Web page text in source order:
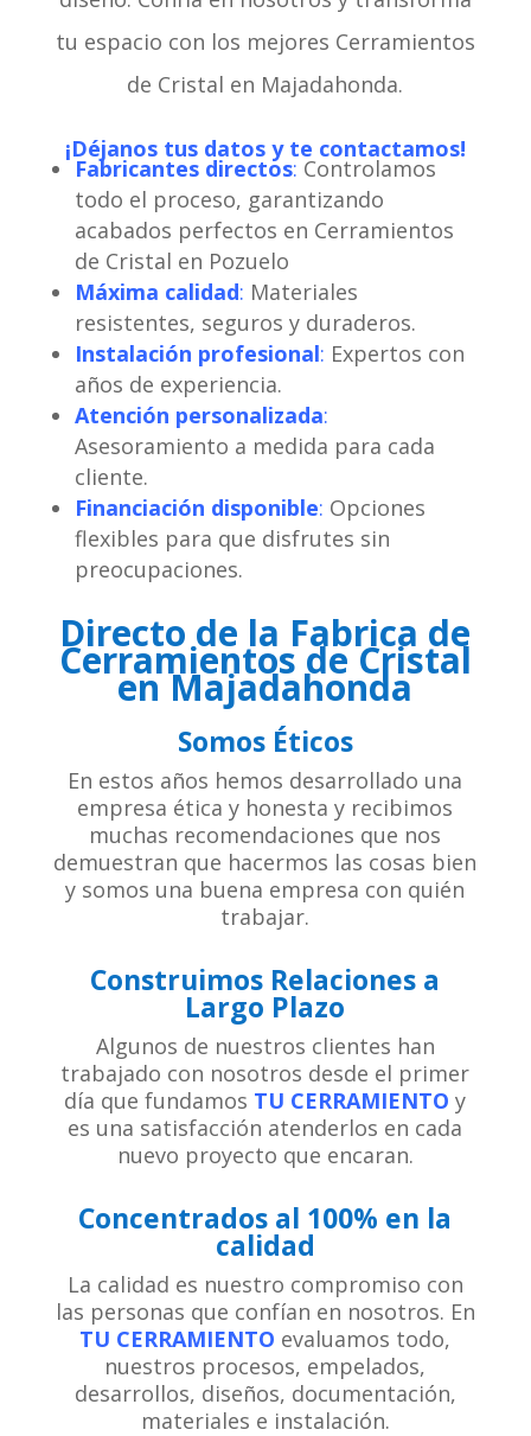
tu espacio con los mejores Cerramientos
de Cristal en Majadahonda.
¡Déjanos tus datos y te contactamos!
Fabricantes directos: Controlamos
todo el proceso, garantizando
acabados perfectos en Cerramientos
de Cristal en Pozuelo
Máxima calidad: Materiales
resistentes, seguros y duraderos.
Instalación profesional: Expertos con
años de experiencia.
Atención personalizada:
Asesoramiento a medida para cada
cliente.
Financiación disponible: Opciones
flexibles para que disfrutes sin
preocupaciones.
Directo de la Fabrica de
Cerramientos de Cristal
en Majadahonda
Somos Éticos
En estos años hemos desarrollado una
empresa ética y honesta y recibimos
muchas recomendaciones que nos
demuestran que hacermos las cosas bien
y somos una buena empresa con quién
trabajar.
Construimos Relaciones a
Largo Plazo
Algunos de nuestros clientes han
trabajado con nosotros desde el primer
día que fundamos TU CERRAMIENTO y
es una satisfacción atenderlos en cada
nuevo proyecto que encaran.
Concentrados al 100% en la
calidad
La calidad es nuestro compromiso con
las personas que confían en nosotros. En
TU CERRAMIENTO evaluamos todo,
nuestros procesos, empelados,
desarrollos, diseños, documentación,
materiales e instalación.